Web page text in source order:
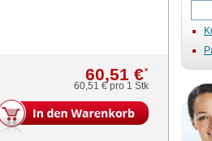
60,51 €*
60,51 €pro 1 Stk